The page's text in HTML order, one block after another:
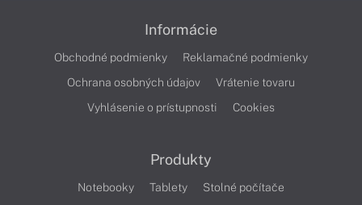
Informácie
Obchodné podmienky
Reklamačné podmienky
Ochrana osobných údajov
Vrátenie tovaru
Vyhlásenie o prístupnosti
Cookies
Produkty
Notebooky Tablety
Stolné počítače